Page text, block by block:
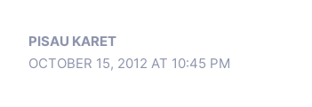
PISAU KARET
OCTOBER 15, 2012 AT 10:45 PM